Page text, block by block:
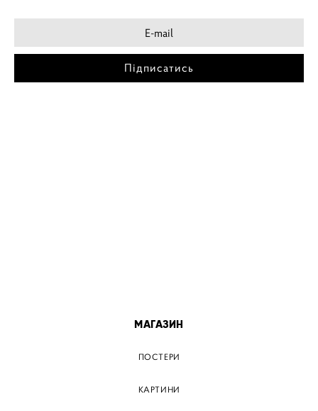
Підписатись
МАГАЗИН
ПОСТЕРИ
КАРТИНИ